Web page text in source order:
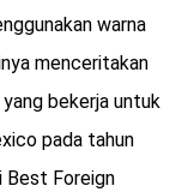
warna
menceritakan
bekerja untuk
pada tahun
Best Foreign